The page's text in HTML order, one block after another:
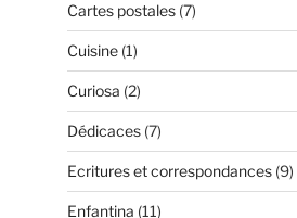
Cartes postales(7)
Cuisine(1)
Curiosa (2)
Dédicaces(7)
Ecritures et correspondances(9)
Enfantina (11)